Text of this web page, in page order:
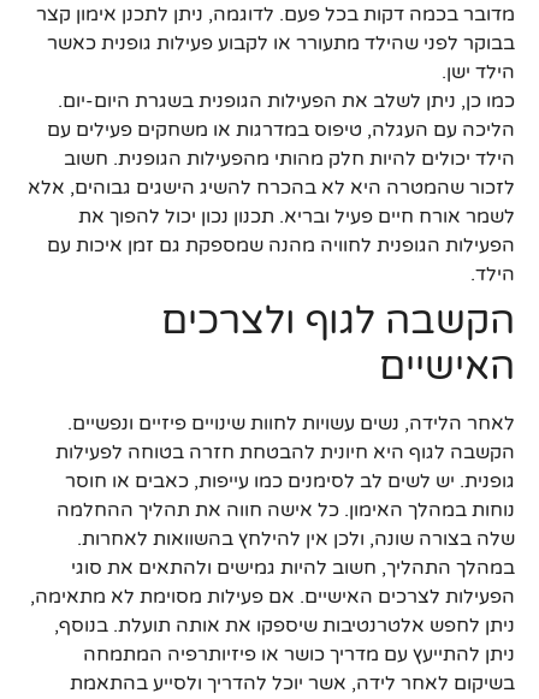
מדובר בכמה דקות בכל פעם. לדוגמה, ניתן לתכנן אימון קצר
בבוקר לפני שהילד מתעורר או לקבוע פעילות גופנית כאשר
הילד ישן.
כמו כן, ניתן לשלב את הפעילות הגופנית בשגרת היום-יום.
הליכה עם העגלה, טיפוס במדרגות או משחקים פעילים עם
הילד יכולים להיות חלק מהותי מהפעילות הגופנית. חשוב
לזכור שהמטרה היא לא בהכרח להשיג הישגים גבוהים, אלא
לשמר אורח חיים פעיל ובריא. תכנון נכון יכול להפוך את
הפעילות הגופנית לחוויה מהנה שמספקת גם זמן איכות עם
הילד.
הקשבה לגוף ולצרכים
האישיים
לאחר הלידה, נשים עשויות לחוות שינויים פיזיים ונפשיים.
הקשבה לגוף היא חיונית להבטחת חזרה בטוחה לפעילות
גופנית. יש לשים לב לסימנים כמו עייפות, כאבים או חוסר
נוחות במהלך האימון. כל אישה חווה את תהליך ההחלמה
שלה בצורה שונה, ולכן אין להילחץ בהשוואות לאחרות.
במהלך התהליך, חשוב להיות גמישים ולהתאים את סוגי
הפעילות לצרכים האישיים. אם פעילות מסוימת לא מתאימה,
ניתן לחפש אלטרנטיבות שיספקו את אותה תועלת. בנוסף,
ניתן להתייעץ עם מדריך כושר או פיזיותרפיה המתמחה
בשיקום לאחר לידה, אשר יוכל להדריך ולסייע בהתאמת